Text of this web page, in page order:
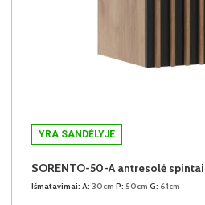
YRA SANDĖLYJE
SORENTO-50-A antresolė spintai
Išmatavimai: A: 30cm P: 50cm G: 61cm